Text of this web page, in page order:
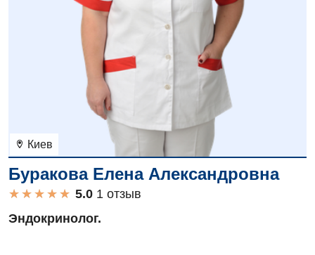
Киев
Буракова Елена Александровна
★
★
★
★
★
★ ★ ★ ★ ★
1 отзыв
Эндокринолог.